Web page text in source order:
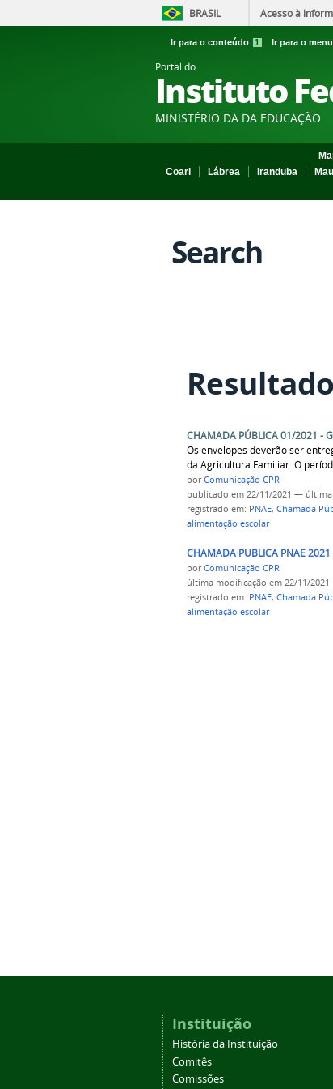
BRASIL Acesso à
Ir para o conteúdo 1 Ir para o menu
Portal do
Instituto
MINISTÉRIO DA DA EDUCAÇÃO
Coari
Lábrea Iranduba
Search
CHAMADA PÚBLICA 01/2021 -
Os envelopes deverão ser
da Agricultura Familiar. O
porComunicação CPR
publicado em 22/11/2021 —
registrado em: PNAE, Chamada
alimentação escolar
CHAMADA PUBLICA PNAE
porComunicação CPR
última modificação em 22/11/2021
registrado em: PNAE, Chamada
alimentação escolar
Instituição
História da Instituição
Comitês
Comissões